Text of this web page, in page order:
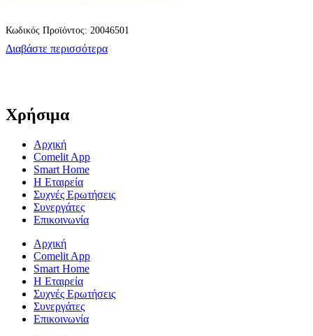
Διαβάστε περισσότερα
Κωδικός Προϊόντος: 20046501
Χρήσιμα
Αρχική
Comelit App
Smart Home
Η Εταιρεία
Συχνές Ερωτήσεις
Συνεργάτες
Επικοινωνία
Αρχική
Comelit App
Smart Home
Η Εταιρεία
Συχνές Ερωτήσεις
Συνεργάτες
Επικοινωνία